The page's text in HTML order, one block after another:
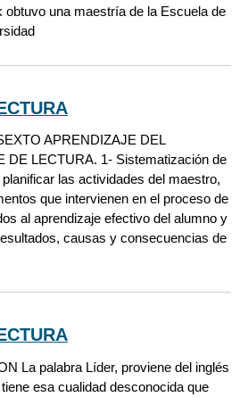
obtuvo una maestría de la Escuela de
APRENDIZAJE DEL
DE LECTURA. 1- Sistematización de
las actividades del maestro,
que intervienen en el proceso de
al aprendizaje efectivo del alumno y
causas y consecuencias de
La palabra Líder, proviene del inglés
esa cualidad desconocida que